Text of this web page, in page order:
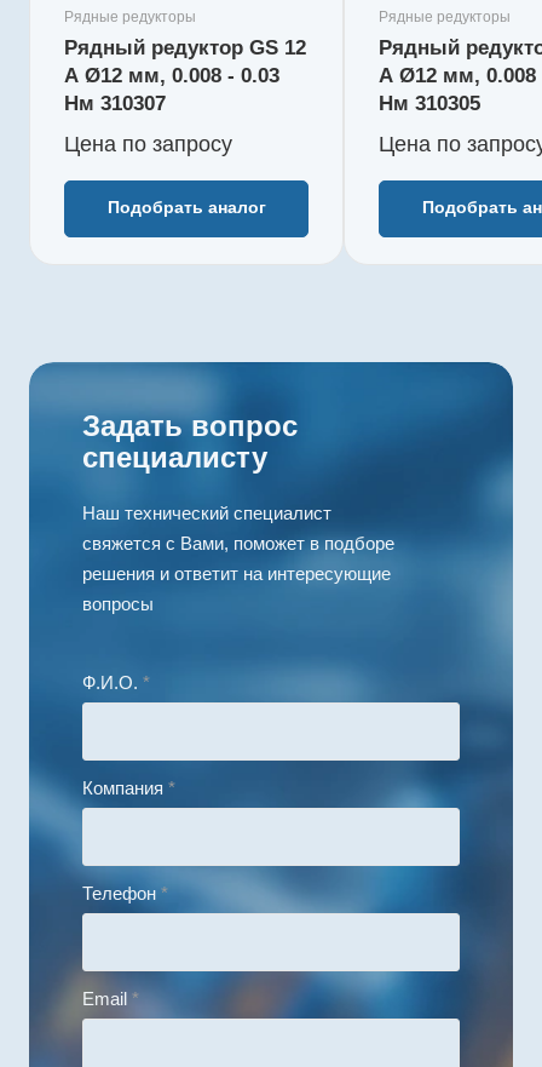
Рядные редукторы
Рядный редуктор GS 12
A Ø12 мм, 0.008 - 0.03
Нм 310307
Цена по запросу
Подобрать аналог
момент, Нм
Редукция
31 : 1
73
Длина редуктора L1, мм
12
-15...+100
Рядные редукторы
Рядный
A Ø12 мм, 0.008
Нм 310305
Цена по запр
Подобрать
момент, Нм
Редукция
22 : 1
73
Длина
12
-15...+100
Задать вопрос
специалисту
Наш технический специалист
свяжется с Вами, поможет в подборе
решения и ответит на интересующие
вопросы
Ф.И.О. *
Компания *
Телефон *
Email *